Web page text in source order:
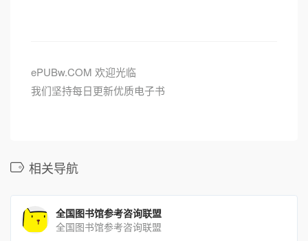
ePUBw.COM 欢迎光临
我们坚持每日更新优质电子书
相关导航
全国图书馆参考咨询联盟
全国图书馆参考咨询联盟